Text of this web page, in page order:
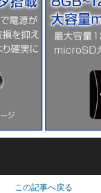
この記事へ戻る